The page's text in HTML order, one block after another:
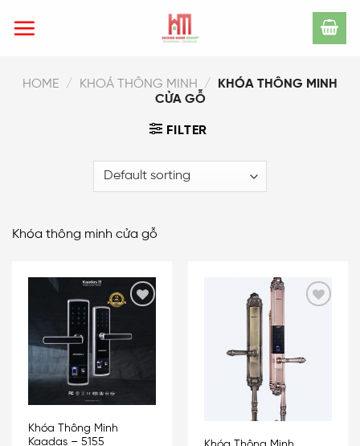
HOME / KHOÁ THÔNG MINH /
KHÓA THÔNG MINH
CỬA GỖ
FILTER
Khóa thông minh cửa gỗ
wishlist
Khóa Thông Minh
Kaadas – 5155